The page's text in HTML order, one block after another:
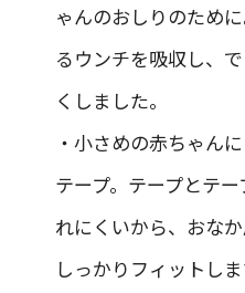
ゃんのおしりのため
るウンチを吸収し、
くしました。
・小さめの赤ちゃん
テープ。テープとテ
れにくいから、おな
しっかりフィットしま